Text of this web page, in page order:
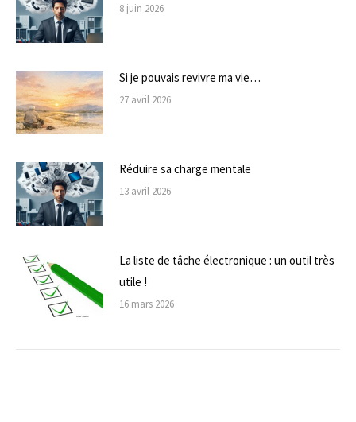
8 juin 2026
Si je pouvais revivre ma vie…
27 avril 2026
Réduire sa charge mentale
13 avril 2026
La liste de tâche électronique : un outil très
utile !
16 mars 2026